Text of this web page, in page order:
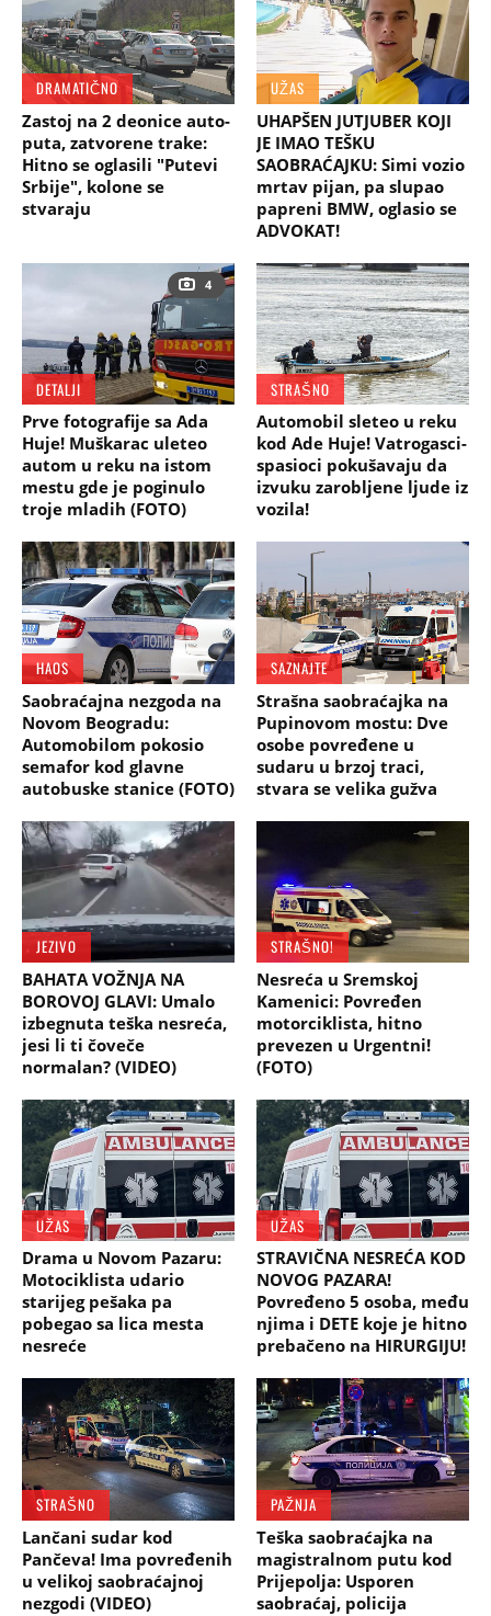
DRAMATIČNO
Zastoj na 2 deonice auto-
puta, zatvorene trake:
Hitno se oglasili "Putevi
Srbije", kolone se
stvaraju
UŽAS
UHAPŠEN JUTJUBER KOJI
JE IMAO TEŠKU
SAOBRAĆAJKU: Simi vozio
mrtav pijan, pa slupao
papreni BMW, oglasio se
ADVOKAT!
4
DETALJI
Prve fotografije sa Ada
Huje! Muškarac uleteo
autom u reku na istom
mestu gde je poginulo
troje mladih (FOTO)
STRAŠNO
Automobil sleteo u reku
kod Ade Huje! Vatrogasci-
spasioci pokušavaju da
izvuku zarobljene ljude iz
vozila!
HAOS
Saobraćajna nezgoda na
Novom Beogradu:
Automobilom pokosio
semafor kod glavne
autobuske stanice (FOTO)
SAZNAJTE
Strašna saobraćajka na
Pupinovom mostu: Dve
osobe povređene u
sudaru u brzoj traci,
stvara se velika gužva
JEZIVO
BAHATA VOŽNJA NA
BOROVOJ GLAVI: Umalo
izbegnuta teška nesreća,
jesi li ti čoveče
normalan? (VIDEO)
STRAŠNO!
Nesreća u Sremskoj
Kamenici: Povređen
motorciklista, hitno
prevezen u Urgentni!
(FOTO)
UŽAS
Drama u Novom Pazaru:
Motociklista udario
starijeg pešaka pa
pobegao sa lica mesta
nesreće
UŽAS
STRAVIČNA NESREĆA KOD
NOVOG PAZARA!
Povređeno 5 osoba, među
njima i DETE koje je hitno
prebačeno na HIRURGIJU!
STRAŠNO
Lančani sudar kod
Pančeva! Ima povređenih
u velikoj saobraćajnoj
nezgodi (VIDEO)
PAŽNJA
Teška saobraćajka na
magistralnom putu kod
Prijepolja: Usporen
saobraćaj, policija